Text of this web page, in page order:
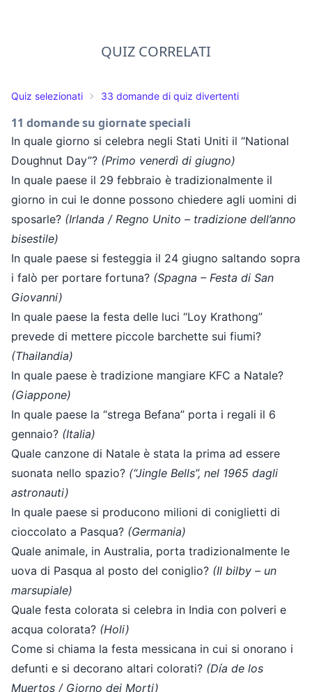
QUIZ CORRELATI
Quiz selezionati 33 domande di quiz divertenti
11 domande su giornate speciali
In quale giorno si celebra negli Stati Uniti il “National
Doughnut Day”? (Primo venerdì di giugno)
In quale paese il 29 febbraio è tradizionalmente il
giorno in cui le donne possono chiedere agli uomini di
sposarle? (Irlanda / Regno Unito – tradizione dell’anno
bisestile)
In quale paese si festeggia il 24 giugno saltando sopra
i falò per portare fortuna? (Spagna – Festa di San
Giovanni)
In quale paese la festa delle luci “Loy Krathong”
prevede di mettere piccole barchette sui fiumi?
(Thailandia)
In quale paese è tradizione mangiare KFC a Natale?
(Giappone)
In quale paese la “strega Befana” porta i regali il 6
gennaio? (Italia)
Quale canzone di Natale è stata la prima ad essere
suonata nello spazio? (“Jingle Bells”, nel 1965 dagli
astronauti)
In quale paese si producono milioni di coniglietti di
cioccolato a Pasqua? (Germania)
Quale animale, in Australia, porta tradizionalmente le
uova di Pasqua al posto del coniglio? (Il bilby – un
marsupiale)
Quale festa colorata si celebra in India con polveri e
acqua colorata? (Holi)
Come si chiama la festa messicana in cui si onorano i
defunti e si decorano altari colorati? (Día de los
Muertos / Giorno dei Morti)